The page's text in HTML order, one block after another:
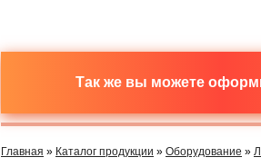
Так же вы можете
Главная » Каталог продукции » Оборудование »